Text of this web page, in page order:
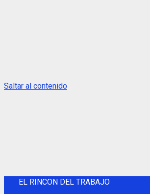
Saltar al contenido
EL RINCON DEL TRABAJO